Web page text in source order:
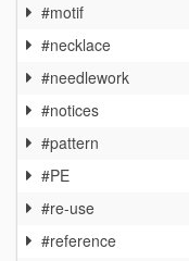
#motif
#necklace
#needlework
#notices
#pattern
#PE
#re-use
#reference